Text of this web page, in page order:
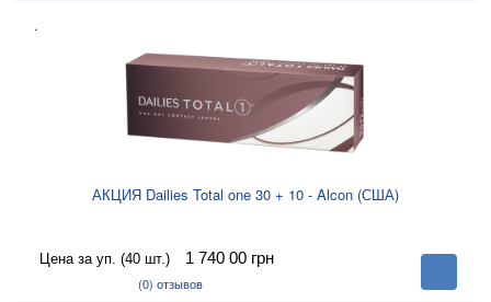
.
АКЦИЯ Dailies Total one 30 + 10 - Alcon (США)
Цена за уп. (40 шт.) 1 740 00 грн
(0) отзывов
В
корзину